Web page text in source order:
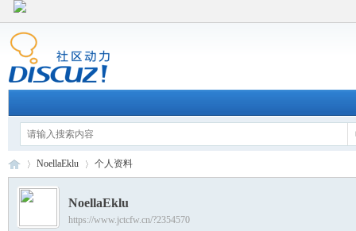
NoellaEklu 个人资料
NoellaEklu
https://www.jctcfw.cn/?2354570